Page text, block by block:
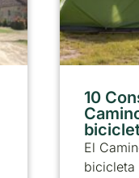
10
El
bicicleta